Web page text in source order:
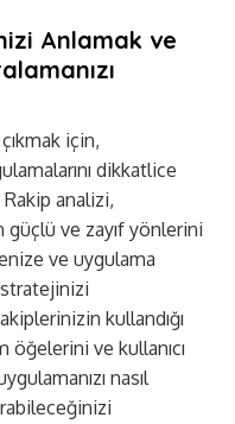
Anlamak ve
için,
dikkatlice
analizi,
güçlü ve zayıf yönlerini
ve uygulama
kullandığı
öğelerini ve kullanıcı
nasıl